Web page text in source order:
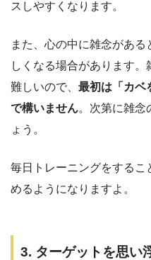
スしやすくなります。
また、心の中に雑念があ
しくなる場合があります
難しいので、 最初は「カベ
で構いません。次第に雑念
ょう。
毎日トレーニングをする
めるようになりますよ。
3. ターゲットを思い